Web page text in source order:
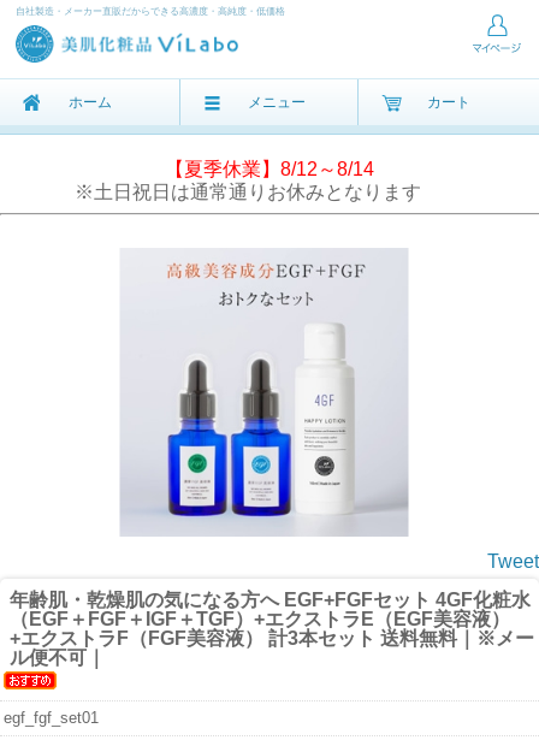
自社製造・メーカー直販だからできる高濃度・高純度・低価格
ホーム メニュー カート
【夏季休業】8/12～8/14
※土日祝日は通常通りお休みとなります
Tweet
年齢肌・乾燥肌の気になる方へ EGF+FGFセット 4GF化粧水
（EGF＋FGF＋IGF＋TGF）+エクストラE（EGF美容液）
+エクストラF（FGF美容液） 計3本セット 送料無料｜※メー
ル便不可｜
egf_fgf_set01